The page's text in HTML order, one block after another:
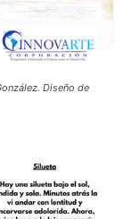
Diseño de